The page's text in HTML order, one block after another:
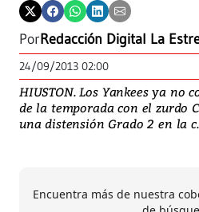
PorRedacción Digital La
24/09/2013 02:00
HIUSTON. Los Yankees ya no
de la temporada con el zurdo
una distensión Grado 2 en la
Encuentra más de nuestra